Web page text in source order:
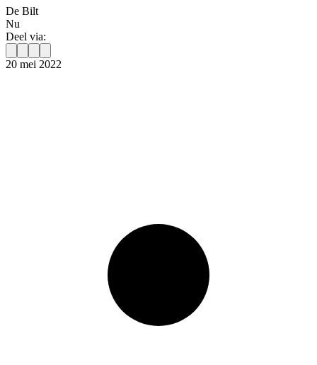
De Bilt
Nu
Deel via:
20 mei 2022